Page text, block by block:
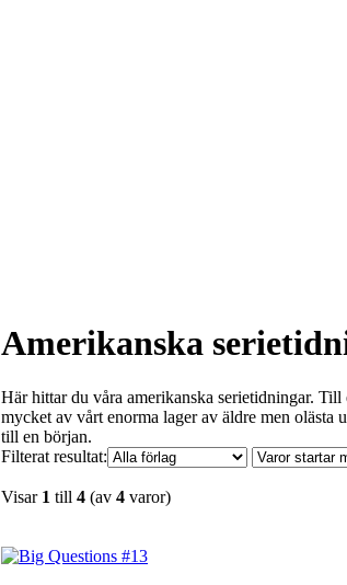
Amerikanska
Här hittar du våra amerikanska serietidningar.
mycket av vårt enorma lager av äldre men
till en början.
Filterat resultat:
Visar 1 till 4 (av 4 varor)